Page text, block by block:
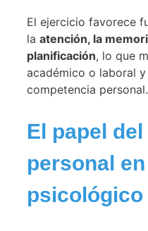
El ejercicio favorece
la atención, la
planificación, lo que
académico o laboral
competencia personal.
El papel
personal
psicológico